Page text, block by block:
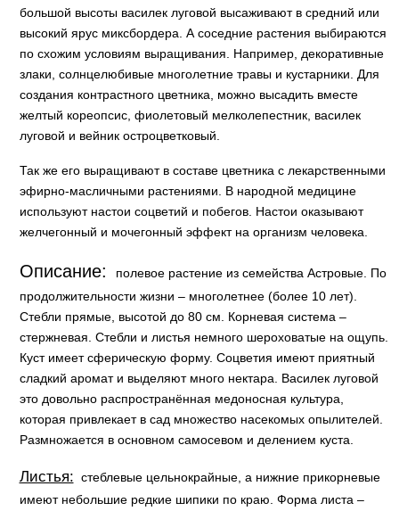
большой высоты василек луговой высаживают в средний или
высокий ярус миксбордера. А соседние растения выбираются
по схожим условиям выращивания. Например, декоративные
злаки, солнцелюбивые многолетние травы и кустарники. Для
создания контрастного цветника, можно высадить вместе
желтый кореопсис, фиолетовый мелколепестник, василек
луговой и вейник остроцветковый.
Так же его выращивают в составе цветника с лекарственными
эфирно-масличными растениями. В народной медицине
используют настои соцветий и побегов. Настои оказывают
желчегонный и мочегонный эффект на организм человека.
Описание:
полевое растение из семейства Астровые. По
продолжительности жизни – многолетнее (более 10 лет).
Стебли прямые, высотой до 80 см. Корневая система –
стержневая. Стебли и листья немного шероховатые на ощупь.
Куст имеет сферическую форму. Соцветия имеют приятный
сладкий аромат и выделяют много нектара. Василек луговой
это довольно распространённая медоносная культура,
которая привлекает в сад множество насекомых опылителей.
Размножается в основном самосевом и делением куста.
Листья: стеблевые цельнокрайные, а нижние прикорневые
имеют небольшие редкие шипики по краю. Форма листа –